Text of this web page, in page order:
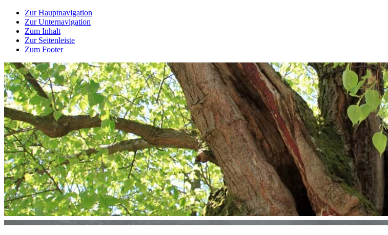
Zur Hauptnavigation
Zur Unternavigation
Zum Inhalt
Zur Seitenleiste
Zum Footer